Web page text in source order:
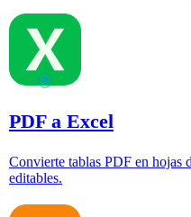
PDF a Excel
Convierte tablas PDF en hojas
editables.